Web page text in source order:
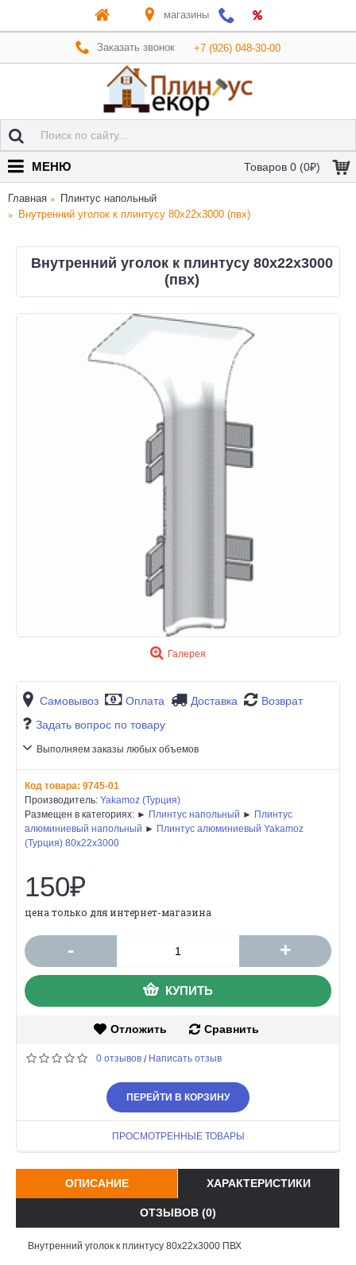
магазины
Заказать звонок +7 (926) 048-30-00
Товаров 0 (0₽)
МЕНЮ
Главная
Плинтус напольный
Внутренний уголок к плинтусу 80x22x3000 (пвх)
Внутренний уголок к плинтусу 80x22x3000
(пвх)
Галерея
Самовывоз Оплата Доставка
Возврат
Задать вопрос по товару
Выполняем заказы любых объемов
Код товара: 9745-01
Производитель: Yakamoz (Турция)
Размещен в категориях: ► Плинтус напольный ► Плинтус
алюминиевый напольный ► Плинтус алюминиевый Yakamoz
(Турция) 80x22x3000
150₽
цена только для интернет-магазина
- +
КУПИТЬ
Отложить Сравнить
0 отзывов / Написать отзыв
ПЕРЕЙТИ В КОРЗИНУ
ПРОСМОТРЕННЫЕ ТОВАРЫ
ОПИСАНИЕ ХАРАКТЕРИСТИКИ
ОТЗЫВОВ (0)
Внутренний уголок к плинтусу 80x22x3000 ПВХ